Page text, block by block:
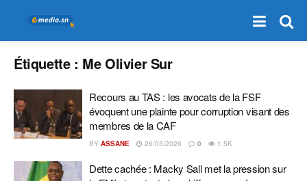
Étiquette : Me Olivier Sur
Recours au TAS : les avocats de la FSF
évoquent une plainte pour corruption visant des
membres de la CAF
BY ASSANE 26/03/2026 0 1.5K
Dette cachée : Macky Sall met la pression sur